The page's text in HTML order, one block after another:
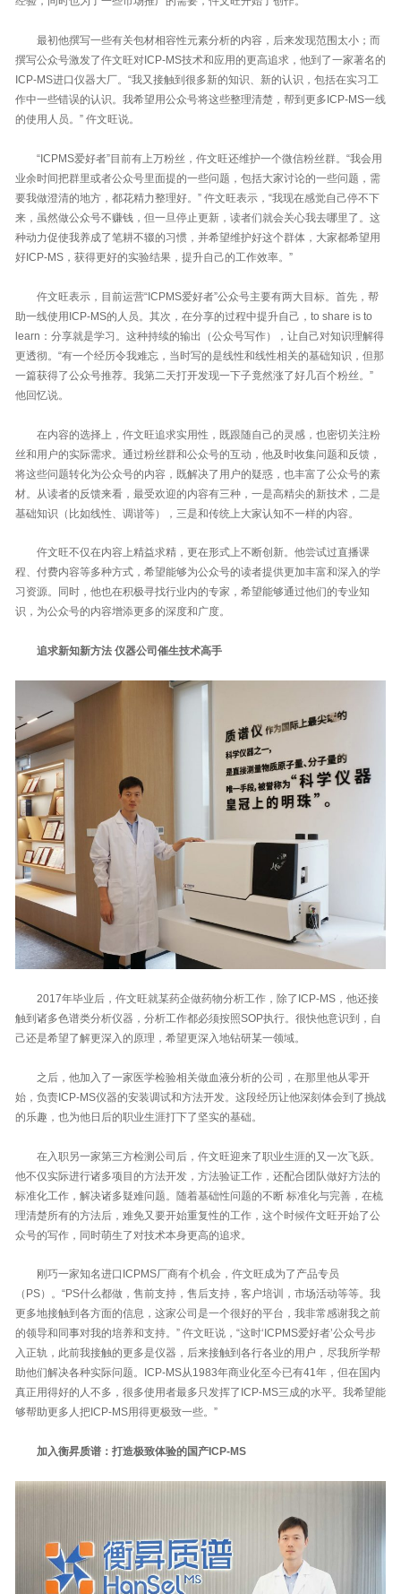
最初他撰写一些有关包材相容性元素分析的内容，后来发现范围太小；而
撰写公众号激发了仵文旺对ICP-MS技术和应用的更高追求，他到了一家著名的
ICP-MS进口仪器大厂。“我又接触到很多新的知识、新的认识，包括在实习工
作中一些错误的认识。我希望用公众号将这些整理清楚，帮到更多ICP-MS一线
的使用人员。” 仵文旺说。
“ICPMS爱好者”目前有上万粉丝，仵文旺还维护一个微信粉丝群。“我会用
业余时间把群里或者公众号里面提的一些问题，包括大家讨论的一些问题，需
要我做澄清的地方，都花精力整理好。” 仵文旺表示，“我现在感觉自己停不下
来，虽然做公众号不赚钱，但一旦停止更新，读者们就会关心我去哪里了。这
种动力促使我养成了笔耕不辍的习惯，并希望维护好这个群体，大家都希望用
好ICP-MS，获得更好的实验结果，提升自己的工作效率。”
仵文旺表示，目前运营“ICPMS爱好者”公众号主要有两大目标。首先，帮
助一线使用ICP-MS的人员。其次，在分享的过程中提升自己，to share is to
learn：分享就是学习。这种持续的输出（公众号写作），让自己对知识理解得
更透彻。“有一个经历令我难忘，当时写的是线性和线性相关的基础知识，但那
一篇获得了公众号推荐。我第二天打开发现一下子竟然涨了好几百个粉丝。”
他回忆说。
在内容的选择上，仵文旺追求实用性，既跟随自己的灵感，也密切关注粉
丝和用户的实际需求。通过粉丝群和公众号的互动，他及时收集问题和反馈，
将这些问题转化为公众号的内容，既解决了用户的疑惑，也丰富了公众号的素
材。从读者的反馈来看，最受欢迎的内容有三种，一是高精尖的新技术，二是
基础知识（比如线性、调谐等），三是和传统上大家认知不一样的内容。
仵文旺不仅在内容上精益求精，更在形式上不断创新。他尝试过直播课
程、付费内容等多种方式，希望能够为公众号的读者提供更加丰富和深入的学
习资源。同时，他也在积极寻找行业内的专家，希望能够通过他们的专业知
识，为公众号的内容增添更多的深度和广度。
追求新知新方法 仪器公司催生技术高手
2017年毕业后，仵文旺就某药企做药物分析工作，除了ICP-MS，他还接
触到诸多色谱类分析仪器，分析工作都必须按照SOP执行。很快他意识到，自
己还是希望了解更深入的原理，希望更深入地钻研某一领域。
之后，他加入了一家医学检验相关做血液分析的公司，在那里他从零开
始，负责ICP-MS仪器的安装调试和方法开发。这段经历让他深刻体会到了挑战
的乐趣，也为他日后的职业生涯打下了坚实的基础。
在入职另一家第三方检测公司后，仵文旺迎来了职业生涯的又一次飞跃。
他不仅实际进行诸多项目的方法开发，方法验证工作，还配合团队做好方法的
标准化工作，解决诸多疑难问题。随着基础性问题的不断 标准化与完善，在梳
理清楚所有的方法后，难免又要开始重复性的工作，这个时候仵文旺开始了公
众号的写作，同时萌生了对技术本身更高的追求。
刚巧一家知名进口ICPMS厂商有个机会，仵文旺成为了产品专员
（PS）。“PS什么都做，售前支持，售后支持，客户培训，市场活动等等。我
更多地接触到各方面的信息，这家公司是一个很好的平台，我非常感谢我之前
的领导和同事对我的培养和支持。” 仵文旺说，“这时‘ICPMS爱好者’公众号步
入正轨，此前我接触的更多是仪器，后来接触到各行各业的用户，尽我所学帮
助他们解决各种实际问题。ICP-MS从1983年商业化至今已有41年，但在国内
真正用得好的人不多，很多使用者最多只发挥了ICP-MS三成的水平。我希望能
够帮助更多人把ICP-MS用得更极致一些。”
加入衡昇质谱：打造极致体验的国产ICP-MS